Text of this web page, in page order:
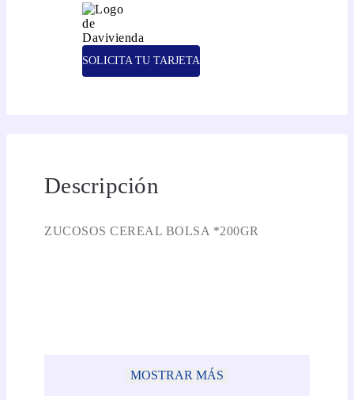
SOLICITA TU TARJETA
Descripción
ZUCOSOS CEREAL BOLSA *200GR
MOSTRAR MÁS